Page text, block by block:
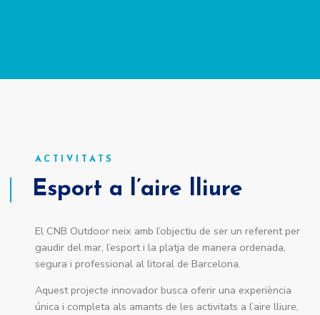
ACTIVITATS
Esport a l’aire lliure
El CNB Outdoor neix amb l’objectiu de ser un referent per
gaudir del mar, l’esport i la platja de manera ordenada,
segura i professional al litoral de Barcelona.
​Aquest projecte innovador busca oferir una experiència
única i completa als amants de les activitats a l’aire lliure,